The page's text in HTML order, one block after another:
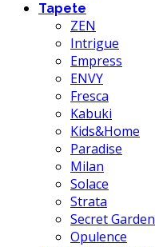
Tapete
ZEN
Intrigue
Empress
ENVY
Fresca
Kabuki
Kids&Home
Paradise
Milan
Solace
Strata
Secret Garden
Opulence